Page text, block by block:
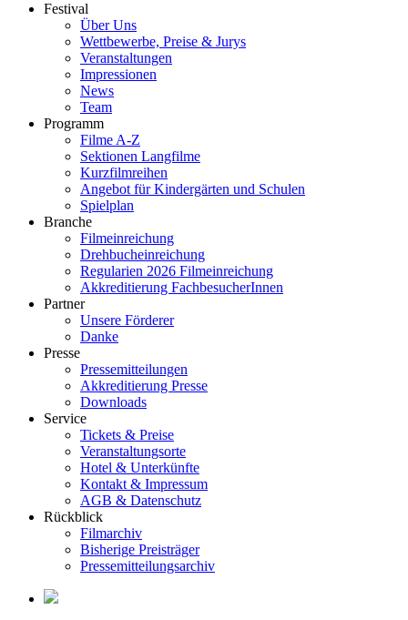
Festival
Über Uns
Wettbewerbe, Preise & Jurys
Veranstaltungen
Impressionen
News
Team
Programm
Filme A-Z
Sektionen Langfilme
Kurzfilmreihen
Angebot für Kindergärten und Schulen
Spielplan
Branche
Filmeinreichung
Drehbucheinreichung
Regularien 2026 Filmeinreichung
Akkreditierung FachbesucherInnen
Partner
Unsere Förderer
Danke
Presse
Pressemitteilungen
Akkreditierung Presse
Downloads
Service
Tickets & Preise
Veranstaltungsorte
Hotel & Unterkünfte
Kontakt & Impressum
AGB & Datenschutz
Rückblick
Filmarchiv
Bisherige Preisträger
Pressemitteilungsarchiv